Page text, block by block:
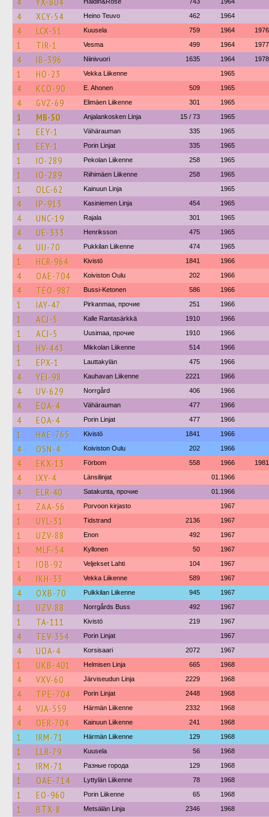
4 XCY-54 Heino Teuvo 462 1964
4 LCX-51 Kuusela 759 1964 1976
1 TIR-1 Vesma 499 1964 1977
4 IB-396 Niinivuori 1635 1964 1978
1 HO-23 Vekka Liikenne 1965
4 KCO-90 E. Ahonen 509 1965
4 GVZ-69 Elimäen Liikenne 301 1965
1 MB-50 Anjalankosken Linja 15 / 73 1965
1 EEY-1 Vähärauman 335 1965
1 EEY-1 Porin Linjat 335 1965
1 IO-289 Pekolan Liikenne 258 1965
1 IO-289 Riihimäen Liikenne 258 1965
1 OLC-62 Kainuun Linja 1965
4 IP-913 Kasiniemen Linja 454 1965
4 UNC-19 Rajala 301 1965
4 UE-333 Henriksson 475 1965
4 UIJ-70 Pukkilan Liikenne 474 1965
1 HCR-964 Kivistö 1841 1966
4 OAE-704 Koiviston Oulu 202 1966
4 TEO-987 Bussi-Ketonen 586 1966
1 IAY-47 Pirkanmaa, прочие 251 1966
1 ACJ-5 Kalle Rantasärkkä 1910 1966
1 ACJ-5 Uusimaa, прочие 1910 1966
1 HV-443 Mikkolan Liikenne 514 1966
1 EPX-1 Lauttakylän 475 1966
4 YEI-98 Kauhavan Liikenne 2221 1966
4 UV-629 Norrgård 406 1966
4 EOA-4 Vähärauman 477 1966
4 EOA-4 Porin Linjat 477 1966
1 HAE-765 Kivistö 1841 1966
4 OSN-4 Koiviston Oulu 202 1966
4 EKX-13 Förbom 558 1966 1981
4 IXY-4 Länsilinjat 01.1966
4 ELR-40 Satakunta, прочие 01.1966
1 ZAA-56 Porvoon kirjasto 1967
1 UYL-31 Tidstrand 2136 1967
1 UZV-88 Enon 492 1967
1 MLF-54 Kyllonen 50 1967
1 IOB-92 Veljekset Lahti 104 1967
4 IKH-33 Vekka Liikenne 589 1967
4 OXB-70 Pulkkilan Liikenne 945 1967
1 UZV-88 Norrgårds Buss 492 1967
1 TA-111 Kivistö 219 1967
4 TEV-354 Porin Linjat 1967
4 UOA-4 Korsisaari 2072 1967
1 UKB-401 Helmisen Linja 665 1968
4 VXV-60 Järviseudun Linja 2229 1968
4 TPE-704 Porin Linjat 2448 1968
4 VJA-559 Härmän Liikenne 2332 1968
4 OER-704 Kainuun Liikenne 241 1968
1 IRM-71 Härmän Liikenne 129 1968
1 LLR-79 Kuusela 56 1968
1 IRM-71 Разные города 129 1968
1 OAE-714 Lyttylän Liikenne 78 1968
1 EO-960 Porin Liikenne 65 1968
1 BTX-8 Metsälän Linja 2346 1968